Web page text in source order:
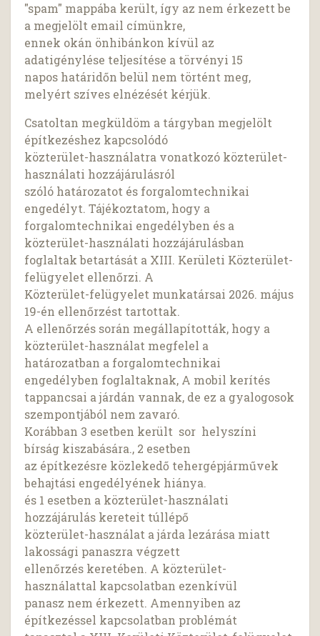
"spam" mappába került, így az nem érkezett be
a megjelölt email címünkre,
ennek okán önhibánkon kívül az
adatigénylése teljesítése a törvényi 15
napos határidőn belül nem történt meg,
melyért szíves elnézését kérjük.
Csatoltan megküldöm a tárgyban megjelölt
építkezéshez kapcsolódó
közterület-használatra vonatkozó közterület-
használati hozzájárulásról
szóló határozatot és forgalomtechnikai
engedélyt. Tájékoztatom, hogy a
forgalomtechnikai engedélyben és a
közterület-használati hozzájárulásban
foglaltak betartását a XIII. Kerületi Közterület-
felügyelet ellenőrzi. A
Közterület-felügyelet munkatársai 2026. május
19-én ellenőrzést tartottak.
A ellenőrzés során megállapították, hogy a
közterület-használat megfelel a
határozatban a forgalomtechnikai
engedélyben foglaltaknak, A mobil kerítés
tappancsai a járdán vannak, de ez a gyalogosok
szempontjából nem zavaró.
Korábban 3 esetben került sor helyszíni
bírság kiszabására., 2 esetben
az építkezésre közlekedő tehergépjárművek
behajtási engedélyének hiánya.
és 1 esetben a közterület-használati
hozzájárulás kereteit túllépő
közterület-használat a járda lezárása miatt
lakossági panaszra végzett
ellenőrzés keretében. A közterület-
használattal kapcsolatban ezenkívül
panasz nem érkezett. Amennyiben az
építkezéssel kapcsolatban problémát